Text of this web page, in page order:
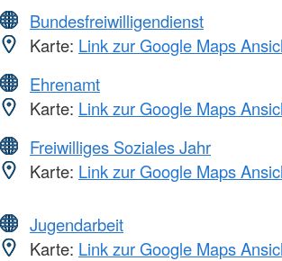
Bundesfreiwilligendienst
Karte: Link zur Google Maps
Ehrenamt
Karte: Link zur Google Maps
Freiwilliges Soziales Jahr
Karte: Link zur Google Maps
Jugendarbeit
Karte: Link zur Google Maps